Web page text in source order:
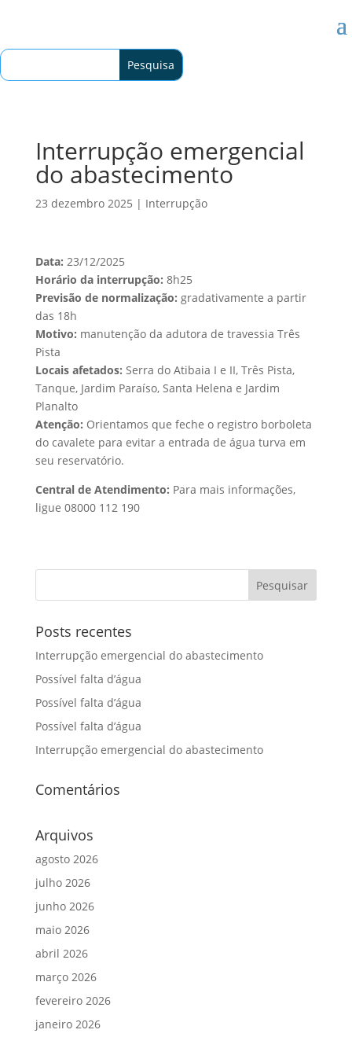
Interrupção emergencial
do abastecimento
23 dezembro 2025 | Interrupção
Data: 23/12/2025
Horário da interrupção: 8h25
Previsão de normalização: gradativamente a partir
das 18h
Motivo: manutenção da adutora de travessia Três
Pista
Locais afetados: Serra do Atibaia I e II, Três Pista,
Tanque, Jardim Paraíso, Santa Helena e Jardim
Planalto
Atenção: Orientamos que feche o registro borboleta
do cavalete para evitar a entrada de água turva em
seu reservatório.
Central de Atendimento: Para mais informações,
ligue 08000 112 190
Posts recentes
Interrupção emergencial do abastecimento
Possível falta d’água
Possível falta d’água
Possível falta d’água
Interrupção emergencial do abastecimento
Comentários
Arquivos
agosto 2026
julho 2026
junho 2026
maio 2026
abril 2026
março 2026
fevereiro 2026
janeiro 2026